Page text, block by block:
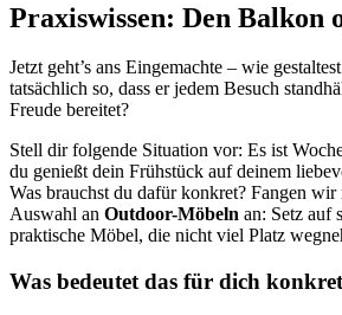
Praxiswissen: Den Balkon
Jetzt geht’s ans Eingemachte – wie
tatsächlich so, dass er jedem Besuch
Freude bereitet?
Stell dir folgende Situation vor: Es ist
du genießt dein Frühstück auf deinem
Was brauchst du dafür konkret? Fangen
Auswahl an Outdoor-Möbeln an: Setz auf
praktische Möbel, die nicht viel Platz
Was bedeutet das für dich